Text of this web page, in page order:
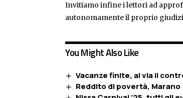
Invitiamo infine i lettori ad
autonomamente il proprio
You Might Also Like
Vacanze finite, al via il
Reddito di povertà,